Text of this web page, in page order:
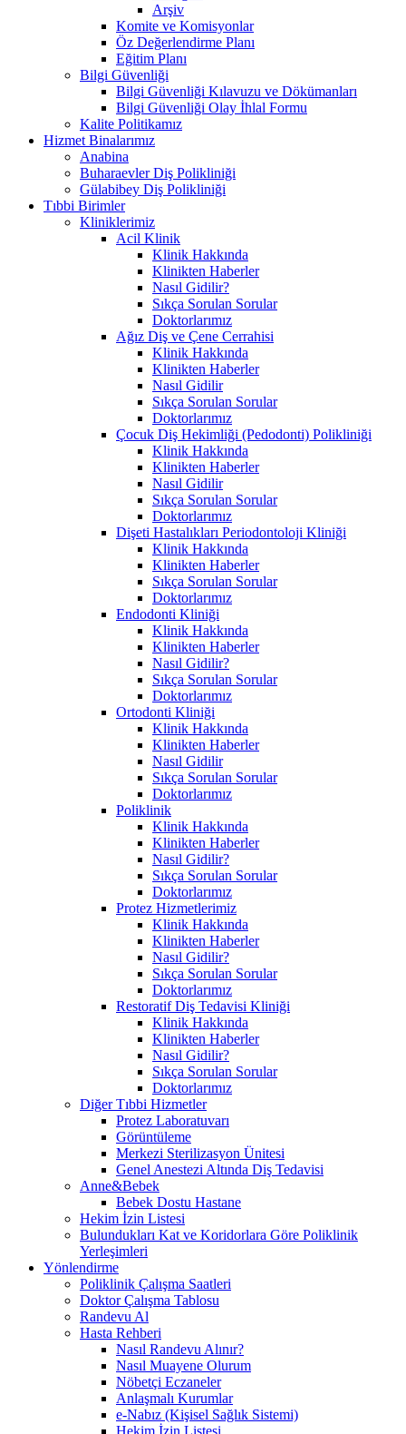
Arşiv
Komite ve Komisyonlar
Öz Değerlendirme Planı
Eğitim Planı
Bilgi Güvenliği
Bilgi Güvenliği Kılavuzu ve Dökümanları
Bilgi Güvenliği Olay İhlal Formu
Kalite Politikamız
Hizmet Binalarımız
Anabina
Buharaevler Diş Polikliniği
Gülabibey Diş Polikliniği
Tıbbi Birimler
Kliniklerimiz
Acil Klinik
Klinik Hakkında
Klinikten Haberler
Nasıl Gidilir?
Sıkça Sorulan Sorular
Doktorlarımız
Ağız Diş ve Çene Cerrahisi
Klinik Hakkında
Klinikten Haberler
Nasıl Gidilir
Sıkça Sorulan Sorular
Doktorlarımız
Çocuk Diş Hekimliği (Pedodonti) Polikliniği
Klinik Hakkında
Klinikten Haberler
Nasıl Gidilir
Sıkça Sorulan Sorular
Doktorlarımız
Dişeti Hastalıkları Periodontoloji Kliniği
Klinik Hakkında
Klinikten Haberler
Sıkça Sorulan Sorular
Doktorlarımız
Endodonti Kliniği
Klinik Hakkında
Klinikten Haberler
Nasıl Gidilir?
Sıkça Sorulan Sorular
Doktorlarımız
Ortodonti Kliniği
Klinik Hakkında
Klinikten Haberler
Nasıl Gidilir
Sıkça Sorulan Sorular
Doktorlarımız
Poliklinik
Klinik Hakkında
Klinikten Haberler
Nasıl Gidilir?
Sıkça Sorulan Sorular
Doktorlarımız
Protez Hizmetlerimiz
Klinik Hakkında
Klinikten Haberler
Nasıl Gidilir?
Sıkça Sorulan Sorular
Doktorlarımız
Restoratif Diş Tedavisi Kliniği
Klinik Hakkında
Klinikten Haberler
Nasıl Gidilir?
Sıkça Sorulan Sorular
Doktorlarımız
Diğer Tıbbi Hizmetler
Protez Laboratuvarı
Görüntüleme
Merkezi Sterilizasyon Ünitesi
Genel Anestezi Altında Diş Tedavisi
Anne&Bebek
Bebek Dostu Hastane
Hekim İzin Listesi
Bulundukları Kat ve Koridorlara Göre Poliklinik
Yerleşimleri
Yönlendirme
Poliklinik Çalışma Saatleri
Doktor Çalışma Tablosu
Randevu Al
Hasta Rehberi
Nasıl Randevu Alınır?
Nasıl Muayene Olurum
Nöbetçi Eczaneler
Anlaşmalı Kurumlar
e-Nabız (Kişisel Sağlık Sistemi)
Hekim İzin Listesi